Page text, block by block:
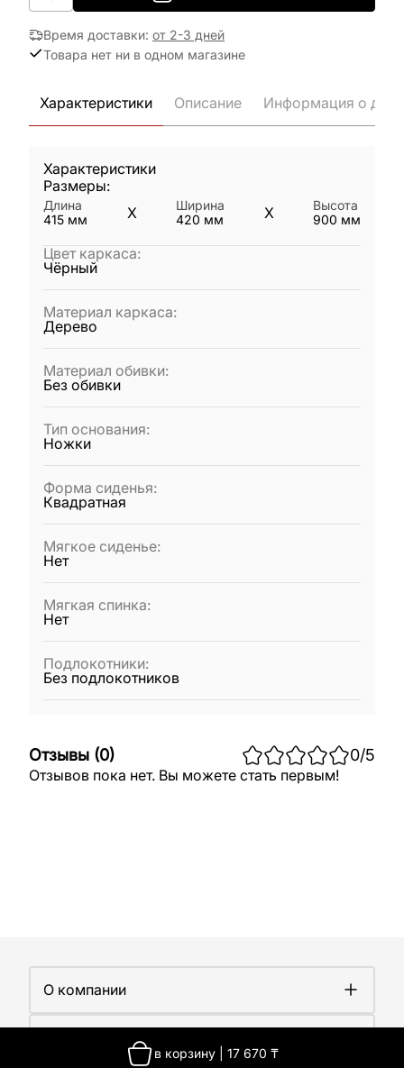
Время доставки: от 2-3 дней
Товара нет ни в одном магазине
в корзину 17 670 ₸
Характеристики Описание Информация о
Характеристики
Размеры:
Длина
415 мм X
Ширина
420 мм X
Высота
900 мм
Цвет каркаса:
Чёрный
Материал каркаса:
Дерево
Материал обивки:
Без обивки
Тип основания:
Ножки
Форма сиденья:
Квадратная
Мягкое сиденье:
Нет
Мягкая спинка:
Нет
Подлокотники:
Без подлокотников
Отзывы (0) 0/5
Отзывов пока нет. Вы можете стать первым!
О компании